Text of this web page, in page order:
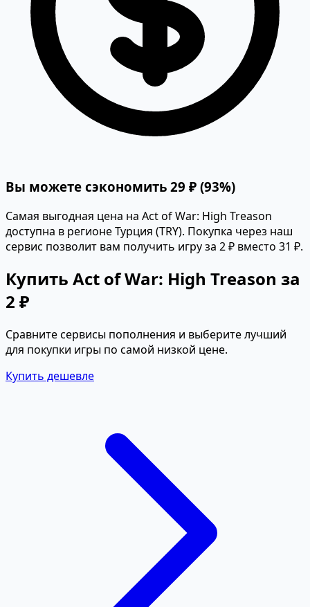
Вы можете сэкономить 29 ₽ (93%)
Самая выгодная цена на Act of War: High Treason
доступна в регионе Турция (TRY). Покупка через наш
сервис позволит вам получить игру за 2 ₽ вместо 31 ₽.
Купить Act of War: High Treason за
2 ₽
Сравните сервисы пополнения и выберите лучший
для покупки игры по самой низкой цене.
Купить дешевле